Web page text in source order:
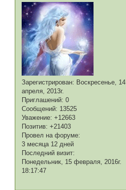
Зарегистрирован: Воскресенье, 14
апреля, 2013г.
Приглашений: 0
Сообщений: 13525
Уважение: +12663
Позитив: +21403
Провел на форуме:
3 месяца 12 дней
Последний визит:
Понедельник, 15 февраля, 2016г.
18:17:47